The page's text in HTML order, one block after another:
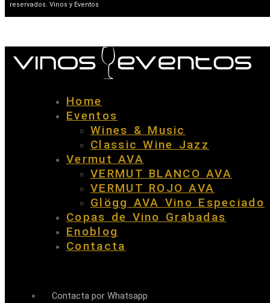
reservados. Vinos y Eventos
Home
Eventos
Wines & Music
Classic Wine Jazz
Vermut AVA
VERMUT BLANCO AVA
VERMUT ROJO AVA
Glögg AVA Vino Especiado
Copas de Vino Grabadas
Enoblog
Contacta
Contacta por Whatsapp